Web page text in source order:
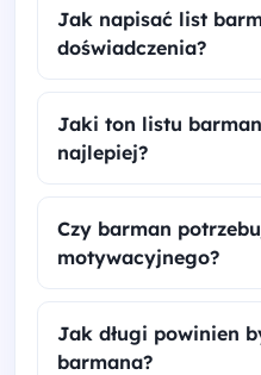
Jak napisać list
doświadczenia?
Jaki ton listu
najlepiej?
Czy barman
motywacyjnego?
Jak długi powinien
barmana?